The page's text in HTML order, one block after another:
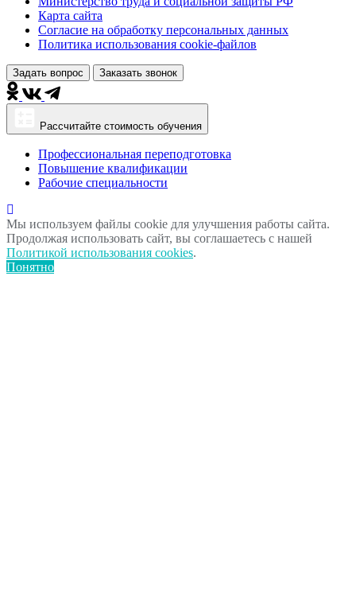
Карта сайта
Согласие на обработку персональных данных
Политика использования сookie-файлов
Задать вопрос Заказать звонок
Рассчитайте стоимость обучения
Профессиональная переподготовка
Повышение квалификации
Рабочие специальности
Мы используем файлы cookie для улучшения работы сайта.
Продолжая использовать сайт, вы соглашаетесь с нашей
Политикой использования cookies.
Понятно